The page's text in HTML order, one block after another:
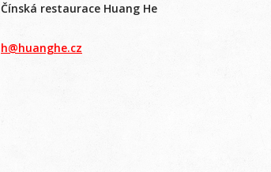
Čínská restaurace Huang He
h@huanghe.cz